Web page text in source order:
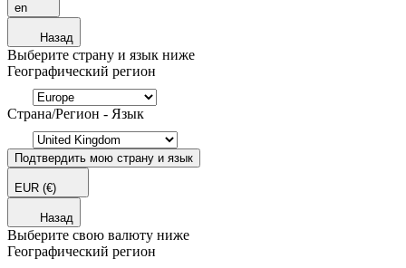
en
Назад
Выберите страну и язык ниже
Географический регион
Страна/Регион - Язык
Подтвердить мою страну и язык
EUR (€)
Назад
Выберите свою валюту ниже
Географический регион